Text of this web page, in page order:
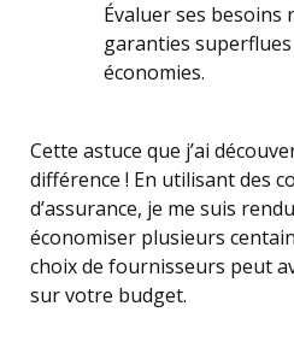
Évaluer ses besoins
garanties
économies.
Cette astuce que j’ai
différence ! En utilisant des
d’assurance, je me suis
économiser plusieurs
choix de fournisseurs peut
sur votre budget.